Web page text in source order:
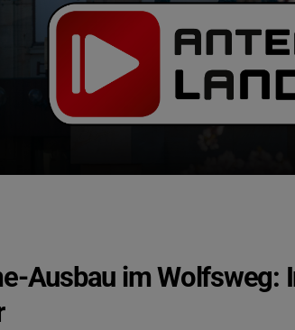
Ausbau im Wolfsweg: